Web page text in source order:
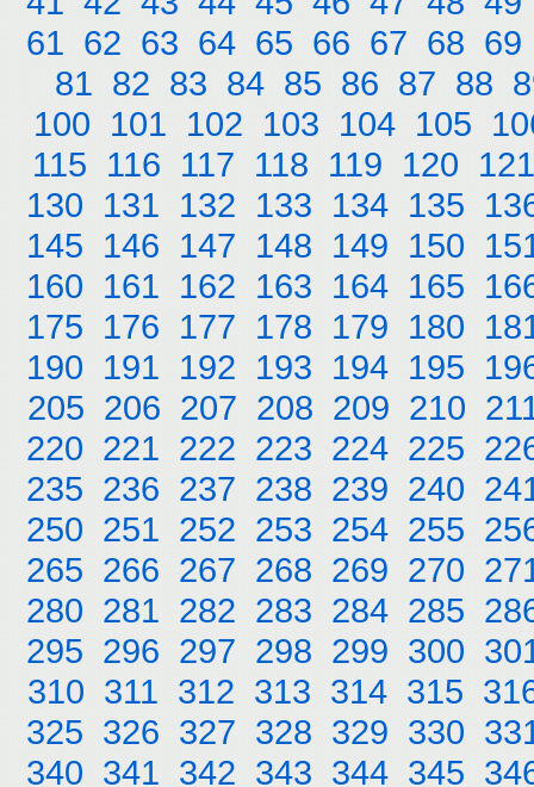
61 62 63 64 65 66 67 68 69
81 82 83 84 85 86 87 88
100 101 102 103 104 105
115 116 117 118 119 120 121
130 131 132 133 134 135
145 146 147 148 149 150
160 161 162 163 164 165
175 176 177 178 179 180
190 191 192 193 194 195
205 206 207 208 209 210
220 221 222 223 224 225
235 236 237 238 239 240
250 251 252 253 254 255
265 266 267 268 269 270
280 281 282 283 284 285
295 296 297 298 299 300
310 311 312 313 314 315
325 326 327 328 329 330
340 341 342 343 344 345